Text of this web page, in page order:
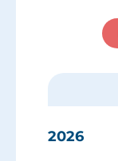
2026